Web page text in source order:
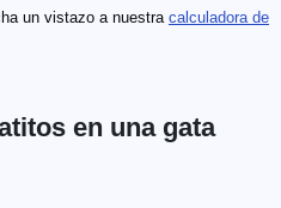
un vistazo a nuestracalculadora de
en una gata